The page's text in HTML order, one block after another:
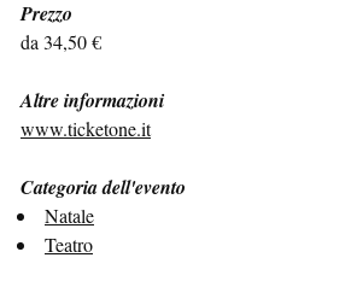
Prezzo
da 34,50 €
Altre informazioni
www.ticketone.it
Categoria dell'evento
Natale
Teatro